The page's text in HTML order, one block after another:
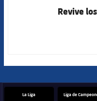
Revive
La Liga Liga de